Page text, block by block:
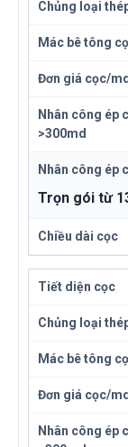
Trọn gói từ